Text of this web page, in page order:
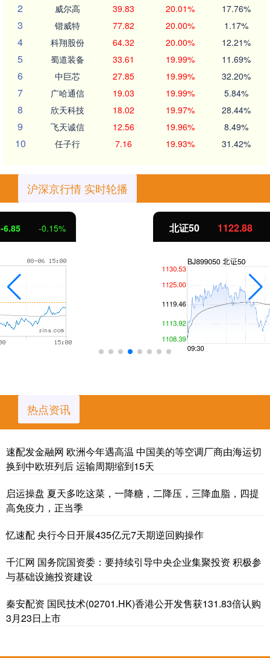
2 威尔高 39.83 20.01% 17.76%
3 锴威特 77.82 20.00% 1.17%
4 科翔股份 64.32 20.00% 12.21%
5 蜀道装备 33.61 19.99% 11.69%
6 中巨芯 27.85 19.99% 32.20%
7 广哈通信 19.03 19.99% 5.84%
8 欣天科技 18.02 19.97% 28.44%
9 飞天诚信 12.56 19.96% 8.49%
10 任子行 7.16 19.93% 31.42%
沪深京行情 实时轮播
北证50 3.42 0.30%
热点资讯
速配发金融网 欧洲今年遇高温 中国美的等空调厂商由海运切
换到中欧班列后 运输周期缩到15天
启运操盘 夏天多吃这菜，一降糖，二降压，三降血脂，四提
高免疫力，正当季
忆速配 央行今日开展435亿元7天期逆回购操作
千汇网 国务院国资委：要持续引导中央企业集聚投资 积极参
与基础设施投资建设
秦安配资 国民技术(02701.HK)香港公开发售获131.83倍认购
3月23日上市